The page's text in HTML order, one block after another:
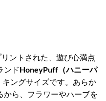
ントされた、遊び心満点
ンドHoneyPuff（ハニーパ
ングサイズです。あらか
から、フラワーやハーブを